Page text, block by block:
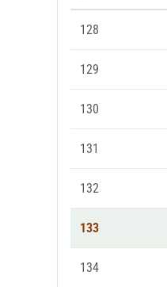
128
129
130
131
132
133
134